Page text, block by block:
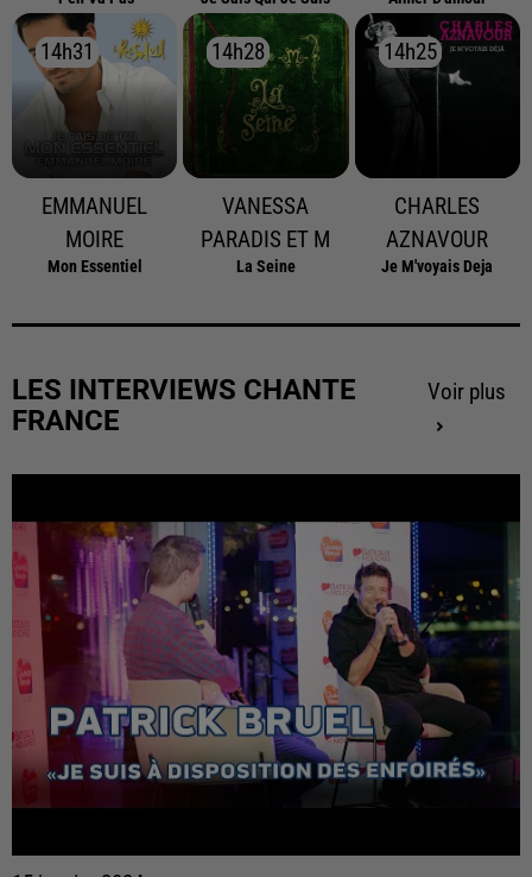
14h31
14h31
EMMANUEL
MOIRE
Mon Essentiel
14h28
14h28
VANESSA
PARADIS ET M
La Seine
14h25
14h25
CHARLES
AZNAVOUR
Je M'voyais Deja
LES INTERVIEWS CHANTE
FRANCE
Voir plus